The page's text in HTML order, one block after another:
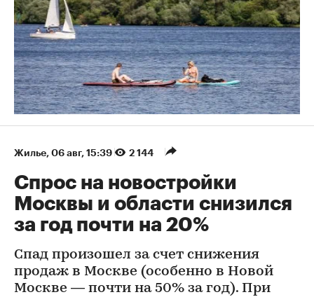
Жилье 06 авг, 15:39 2 144
Спрос на новостройки
Москвы и области снизился
за год почти на 20%
Спад произошел за счет снижения
продаж в Москве (особенно в Новой
Москве — почти на 50% за год). При